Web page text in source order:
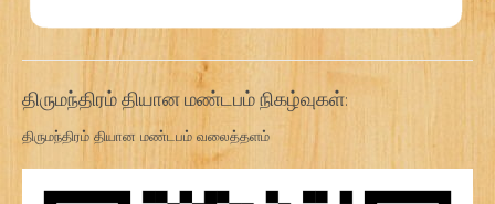
திருமந்திரம் தியான மண்டபம் நிகழ்வுகள்:
திருமந்திரம் தியான மண்டபம் வலைத்தளம்